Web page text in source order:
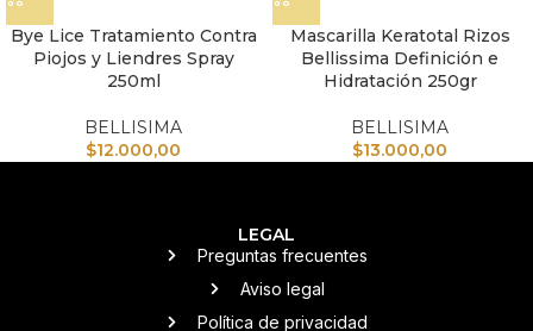
Bye Lice Tratamiento Contra
Piojos y Liendres Spray
250ml
BELLISIMA
$12.000,00
Mascarilla Keratotal Rizos
Bellissima Definición e
Hidratación 250gr
BELLISIMA
$13.000,00
LEGAL
Preguntas frecuentes
Aviso legal
Política de privacidad